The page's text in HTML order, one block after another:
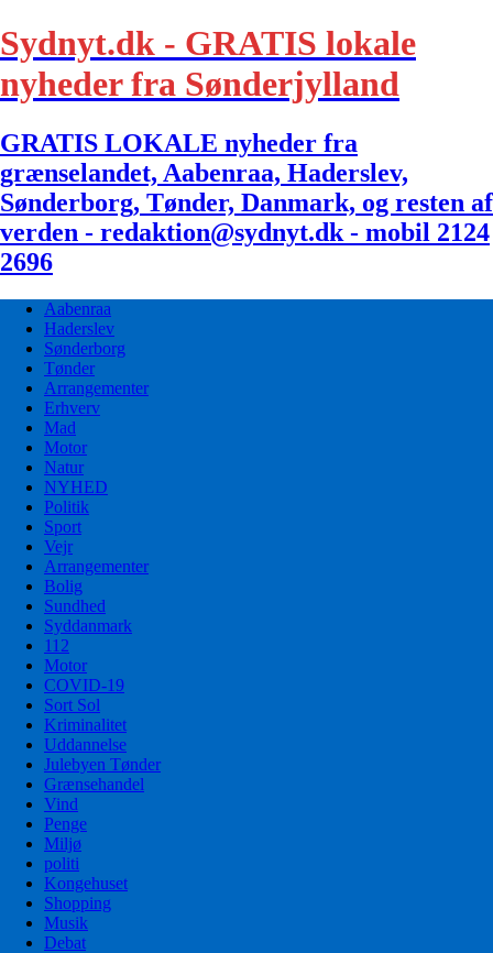
Sydnyt.dk - GRATIS lokale
nyheder fra Sønderjylland
GRATIS LOKALE nyheder fra
grænselandet, Aabenraa, Haderslev,
Sønderborg, Tønder, Danmark, og resten af
verden - redaktion@sydnyt.dk - mobil 2124
2696
Aabenraa
Haderslev
Sønderborg
Tønder
Arrangementer
Erhverv
Mad
Motor
Natur
NYHED
Politik
Sport
Vejr
Arrangementer
Bolig
Sundhed
Syddanmark
112
Motor
COVID-19
Sort Sol
Kriminalitet
Uddannelse
Julebyen Tønder
Grænsehandel
Vind
Penge
Miljø
politi
Kongehuset
Shopping
Musik
Debat